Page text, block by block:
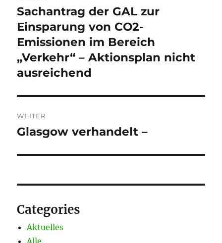
Vorheriger
Beitrag:
Sachantrag der GAL zur
Einsparung von CO2-
Emissionen im Bereich
„Verkehr“ – Aktionsplan nicht
ausreichend
WEITER
Nächster
Glasgow verhandelt –
Categories
Aktuelles
Alle